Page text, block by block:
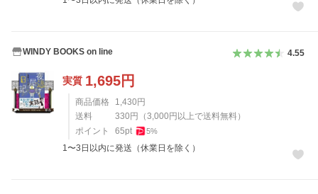
WINDY BOOKS on line 4.55
実質 1,695円
商品価格 1,430 円
送料
330 円 （3,000 円以上で送料無料）
ポイント
65pt 5%
1〜3日以内に発送（休業日を除く）